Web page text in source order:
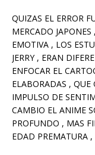
QUIZAS EL ERROR
MERCADO
EMOTIVA , LOS
JERRY , ERAN
ENFOCAR EL
ELABORADAS , QUE
IMPULSO DE
CAMBIO EL ANIME
PROFUNDO , MAS
EDAD PREMATURA